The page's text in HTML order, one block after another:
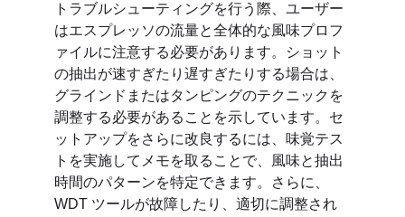
トラブルシューティングを行う際、ユーザー
はエスプレッソの流量と全体的な風味プロフ
ァイルに注意する必要があります。ショット
の抽出が速すぎたり遅すぎたりする場合は、
グラインドまたはタンピングのテクニックを
調整する必要があることを示しています。セ
ットアップをさらに改良するには、味覚テス
トを実施してメモを取ることで、風味と抽出
時間のパターンを特定できます。さらに、
WDT ツールが故障したり、適切に調整され